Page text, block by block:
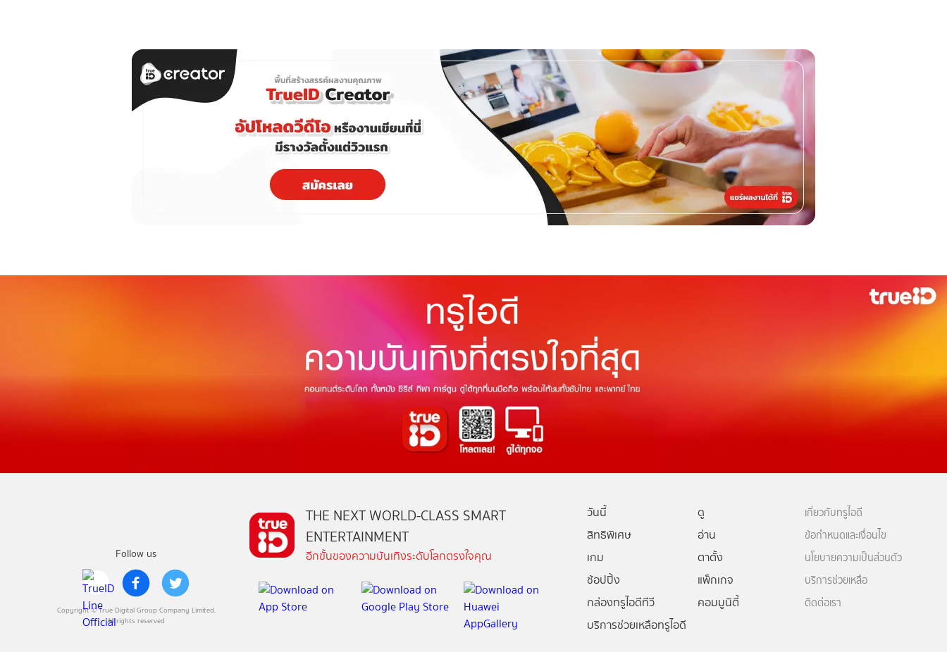
Follow us
Copyright © True Digital Group Company Limited.
All rights reserved
THE NEXT WORLD-CLASS SMART
ENTERTAINMENT
อีกขั้นของความบันเทิงระดับโลกตรงใจคุณ
วันนี้
ดู
สิทธิพิเศษ
อ่าน
เกม
ตาตั้ง
ช้อปปิ้ง
แพ็กเกจ
กล่องทรูไอดีทีวี
คอมมูนิตี้
บริการช่วยเหลือทรูไอดี
เกี่ยวกับทรูไอดี
ข้อกำหนดและเงื่อนไข
นโยบายความเป็นส่วนตัว
บริการช่วยเหลือ
ติดต่อเรา